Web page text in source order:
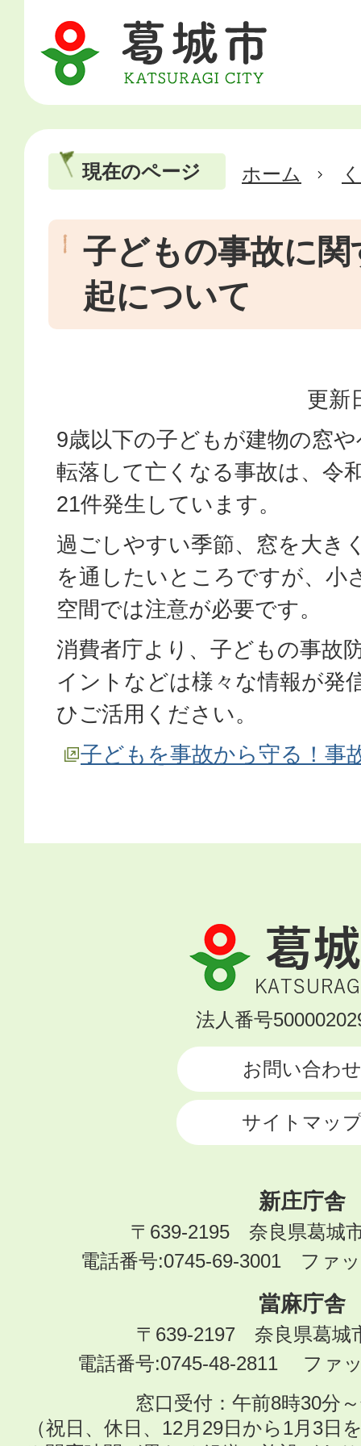
現在のページ ホーム
子どもの事故に
起について
更新
9歳以下の子どもが建物の窓
転落して亡くなる事故は、令
21件発生しています。
過ごしやすい季節、窓を大き
を通したいところですが、小
空間では注意が必要です。
消費者庁より、子どもの事故
イントなどは様々な情報が発
ひご活用ください。
子どもを事故から守る！事
葛
城
市
KATSURAGI
法人番号
お問い合わせ
サイトマッ
新庄庁舎
〒639-2195 奈良県葛城
電話番号:0745-69-3001 ファ
當麻庁舎
〒639-2197 奈良県葛城
電話番号:0745-48-2811 ファ
窓口受付：午前8時30分
（祝日、休日、12月29日から1月3日